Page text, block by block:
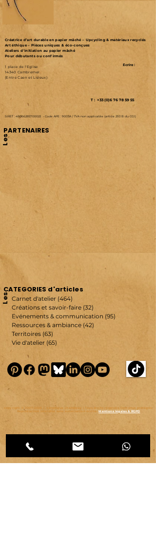
Créatrice d’art durable en papier mâché – Upcycling & matériaux recyclés
Art éthique – Pièces uniques & éco-conçues
Ateliers d'initiation au papier mâché
Pour débutants ou confirmés
1 place de l'Eglise
14340 Cambremer
(Entre Caen et Lisieux)
Ecrire :
SIRET : 48066285700022 - Code APE : 9003A / TVA non applicable (article 293 B du CGI)
T : +33 (0)6 76 78 59 55
Les
PARTENAIRES
Carnet d'atelier (464)
Créations et savoir-faire (32)
Evénements & communication (95)
Ressources & ambiance (42)
Territoires (63)
Vie d'atelier (65)
Les
CATEGORIES d'articles
copyright © 2007-2026
| véronique chambeau | Tous droits réservés–Contenus protégés–
Reproduction interdite sans autorisation écrite.Mentions légales & RGPD